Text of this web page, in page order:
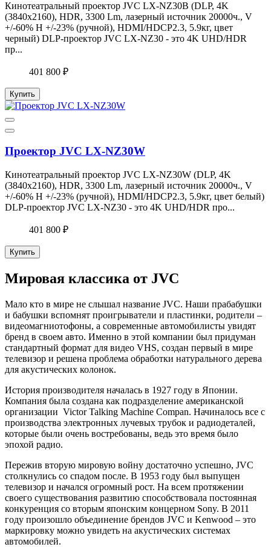
Кинотеатральный проектор JVC LX-NZ30B (DLP, 4K
(3840x2160), HDR, 3300 Lm, лазерный источник 20000ч., V
+/-60% H +/-23% (ручной), HDMI/HDCP2.3, 5.9кг, цвет
черный) DLP-проектор JVC LX-NZ30 - это 4K UHD/HDR
пр...
401 800 ₽
Купить
Проектор JVC LX-NZ30W
Кинотеатральный проектор JVC LX-NZ30W (DLP, 4K
(3840x2160), HDR, 3300 Lm, лазерный источник 20000ч., V
+/-60% H +/-23% (ручной), HDMI/HDCP2.3, 5.9кг, цвет белый)
DLP-проектор JVC LX-NZ30 - это 4K UHD/HDR про...
401 800 ₽
Купить
Мировая классика от JVC
Мало кто в мире не слышал название JVC. Наши прабабушки
и бабушки вспомнят проигрыватели и пластинки, родители –
видеомагниотофоны, а современные автомобилисты увидят
бренд в своем авто. Именно в этой компании был придуман
стандартный формат для видео VHS, создан первый в мире
телевизор и решена проблема обработки натурального дерева
для акустических колонок.
История производителя началась в 1927 году в Японии.
Компания была создана как подразделение американской
организации Victor Talking Machine Compan. Начиналось все с
производства электронных лучевых трубок и радиодеталей,
которые были очень востребованы, ведь это время было
эпохой радио.
Пережив вторую мировую войну достаточно успешно, JVC
столкнулись со спадом после. В 1953 году был выпущен
телевизор и начался огромный рост. На всем протяжении
своего существования развитию способствовала постоянная
конкуренция со вторым японским концерном Sony. В 2011
году произошло объединение брендов JVC и Kenwood – это
маркировку можно увидеть на акустических системах
автомобилей.